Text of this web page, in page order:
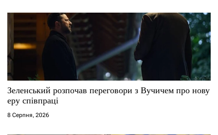
в
Зеленський розпочав переговори з Вучичем про нову
еру співпраці
8 Серпня, 2026